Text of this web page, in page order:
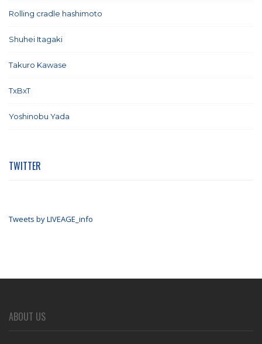
Rolling cradle hashimoto
Shuhei Itagaki
Takuro Kawase
TxBxT
Yoshinobu Yada
TWITTER
Tweets by LIVEAGE_info
ABOUT US